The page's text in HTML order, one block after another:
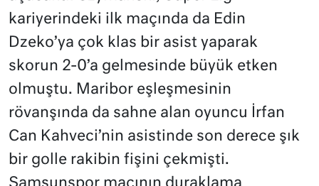
kariyerindeki ilk maçında da Edin
Dzeko’ya çok klas bir asist yaparak
skorun 2-0’a gelmesinde büyük etken
olmuştu. Maribor eşleşmesinin
rövanşında da sahne alan oyuncu İrfan
Can Kahveci’nin asistinde son derece şık
bir golle rakibin fişini çekmişti.